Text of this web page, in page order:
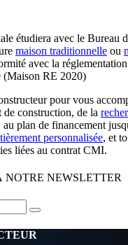
étudiera avec le Bureau
maison traditionnelle ou
avec la réglementation
(Maison RE 2020)
pour vous
construction, de la
plan de financement
personnalisée, et
liées au contrat CMI.
NOTRE NEWSLETTER